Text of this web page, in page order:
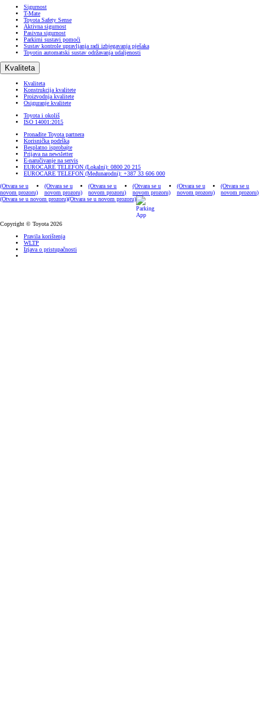
Sigurnost
T-Mate
Toyota Safety Sense
Aktivna sigurnost
Pasivna sigurnost
Parkirni sustavi pomoći
Sustav kontrole upravljanja radi izbjegavanja pješaka
Toyotin automatski sustav održavanja udaljenosti
Kvaliteta
Kvaliteta
Konstrukcija kvalitete
Proizvodnja kvalitete
Osiguranje kvalitete
Toyota i okoliš
ISO 14001:2015
Pronađite Toyota partnera
Korisnička podrška
Besplatno isprobajte
Prijava na newsletter
E-naručivanje na servis
EUROCARE TELEFON (Lokalni): 0800 20 215
EUROCARE TELEFON (Međunarodni): +387 33 606 000
(Otvara se u
novom prozoru)
(Otvara se u
novom prozoru)
(Otvara se u
novom prozoru)
(Otvara se u
novom prozoru)
(Otvara se u
novom prozoru)
(Otvara se u
novom prozoru)
(Otvara se u novom prozoru)(Otvara se u novom prozoru)
Copyright © Toyota 2026
Pravila korištenja
WLTP
Izjava o pristupačnosti